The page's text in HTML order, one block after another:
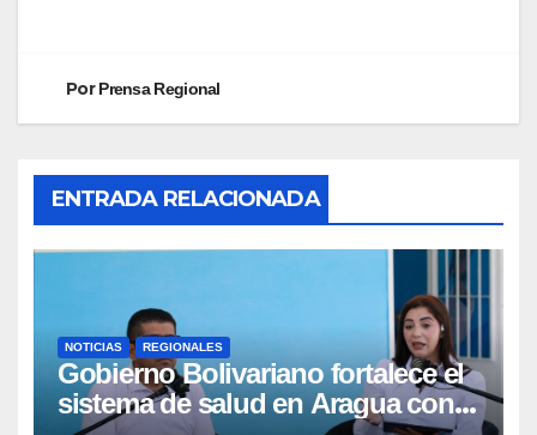
PorPrensa Regional
ENTRADA RELACIONADA
NOTICIAS REGIONALES
Gobierno Bolivariano fortalece el
sistema de salud en Aragua con